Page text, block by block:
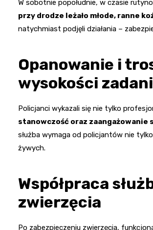
W sobotnie popołudnie, w czasie
przy drodze leżało młode, ranne
natychmiast podjęli działania –
Opanowanie i
wysokości
Policjanci wykazali się nie tylko
stanowczość oraz zaangażowanie
służba wymaga od policjantów nie
żywych.
Współpraca
zwierzęcia
Po zabezpieczeniu zwierzęcia,